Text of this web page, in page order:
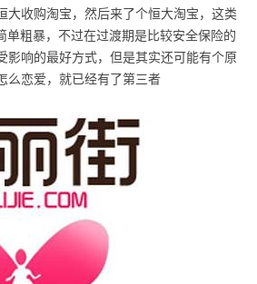
大收购淘宝，然后来了个恒大淘宝，这类
单粗暴，不过在过渡期是比较安全保险的
影响的最好方式，但是其实还可能有个原
么恋爱，就已经有了第三者